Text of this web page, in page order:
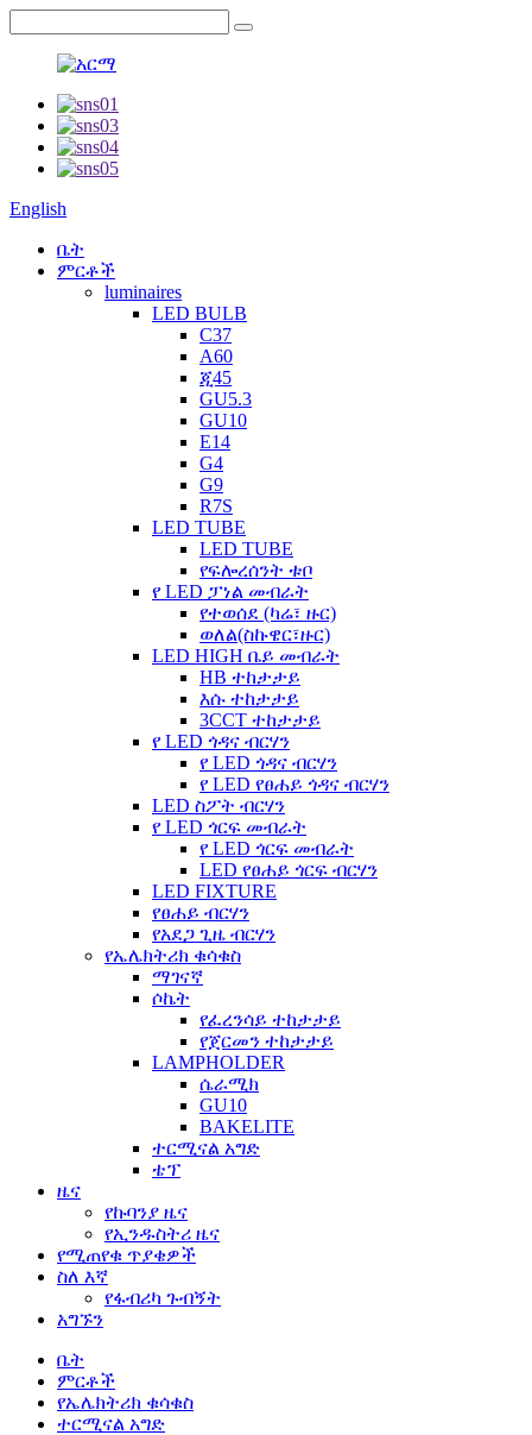
English
ቤት
ምርቶች
luminaires
LED BULB
C37
A60
ጂ45
GU5.3
GU10
E14
G4
G9
R7S
LED TUBE
LED TUBE
የፍሎረሰንት ቱቦ
የ LED ፓነል መብራት
የተወሰደ (ካሬ፣ ዙር)
ወለል(ስኩዌር፣ዙር)
LED HIGH ቤይ መብራት
HB ተከታታይ
እሱ ተከታታይ
3CCT ተከታታይ
የ LED ጎዳና ብርሃን
የ LED ጎዳና ብርሃን
የ LED የፀሐይ ጎዳና ብርሃን
LED ስፖት ብርሃን
የ LED ጎርፍ መብራት
የ LED ጎርፍ መብራት
LED የፀሐይ ጎርፍ ብርሃን
LED FIXTURE
የፀሐይ ብርሃን
የአደጋ ጊዜ ብርሃን
የኤሌክትሪክ ቁሳቁስ
ማገናኛ
ሶኬት
የፈረንሳይ ተከታታይ
የጀርመን ተከታታይ
LAMPHOLDER
ሴራሚክ
GU10
BAKELITE
ተርሚናል አግድ
ቴፕ
ዜና
የኩባንያ ዜና
የኢንዱስትሪ ዜና
የሚጠየቁ ጥያቄዎች
ስለ እኛ
የፋብሪካ ጉብኝት
አግኙን
ቤት
ምርቶች
የኤሌክትሪክ ቁሳቁስ
ተርሚናል አግድ